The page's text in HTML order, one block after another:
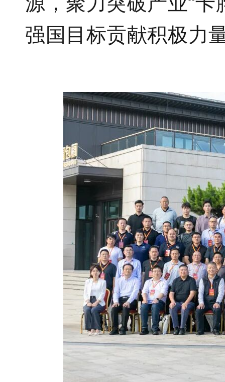
强国目标贡献积极力